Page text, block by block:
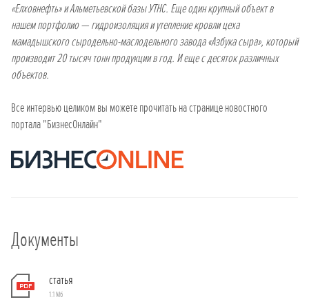
«Елховнефть» и Альметьевской базы УТНС. Еще один крупный объект в
нашем портфолио — гидроизоляция и утепление кровли цеха
мамадышского сыродельно-маслодельного завода «Азбука сыра», который
производит 20 тысяч тонн продукции в год. И еще с десяток различных
объектов.
Все интервью целиком вы можете прочитать на странице новостного
портала "БизнесОнлайн"
Документы
статья
1.1 Мб